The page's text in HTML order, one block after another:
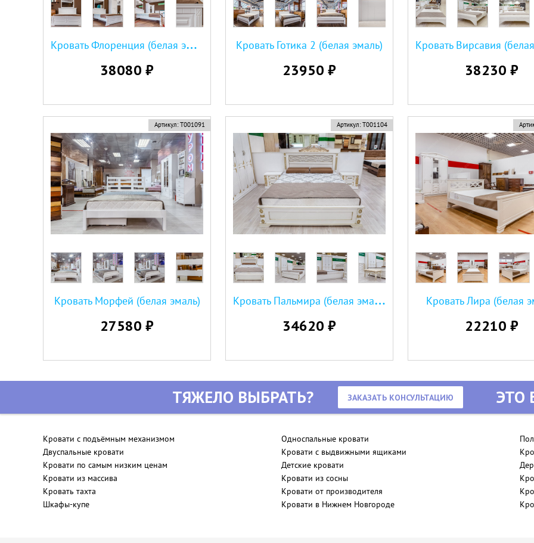
К
ровать Флоренция (белая эмаль)
38080 ₽
Кровать Готика 2 (белая эмаль)
23950 ₽ 38230 ₽
Артикул: Т001091
Кровать Морфей (белая эмаль)
27580 ₽
Артикул: Т001104
К
ровать Пальмира (белая эмаль с золотой патиной)
34620 ₽
Кровать Лира (белая
22210 ₽
ТЯЖЕЛО ВЫБРАТЬ? ЗАКАЗАТЬ КОНСУЛЬТАЦИЮ ЭТО
Кровати с подъёмным механизмом Односпальные кровати
Двуспальные кровати
Кровати с выдвижными ящиками
Кровати по самым низким ценам
Детские кровати
Кровати из массива
Кровати из сосны
Кровать тахта
Кровати от производителя
Шкафы-купе
Кровати в Нижнем Новгороде